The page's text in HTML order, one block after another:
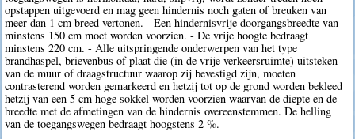
opstappen uitgevoerd en mag geen hindernis noch gaten of breuken van
meer dan 1 cm breed vertonen. - Een hindernisvrije doorgangsbreedte van
minstens 150 cm moet worden voorzien. - De vrije hoogte bedraagt
minstens 220 cm. - Alle uitspringende onderwerpen van het type
brandhaspel, brievenbus of plaat die (in de vrije verkeersruimte) uitsteken
van de muur of draagstructuur waarop zij bevestigd zijn, moeten
contrasterend worden gemarkeerd en hetzij tot op de grond worden bekleed
hetzij van een 5 cm hoge sokkel worden voorzien waarvan de diepte en de
breedte met de afmetingen van de hindernis overeenstemmen. De helling
van de toegangswegen bedraagt hoogstens 2 %.